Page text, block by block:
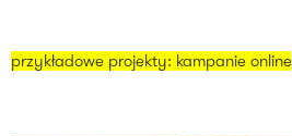
przykładowe projekty: kampanie online